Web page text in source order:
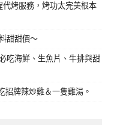
烤服務，烤功太完美根本
甜甜價～
吃海鮮、生魚片、牛排與甜
招牌辣炒雞＆一隻雞湯。